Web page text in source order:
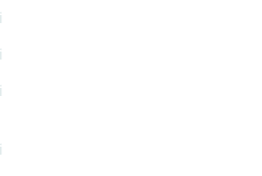
Darmstadt
Essen
Kassel
München